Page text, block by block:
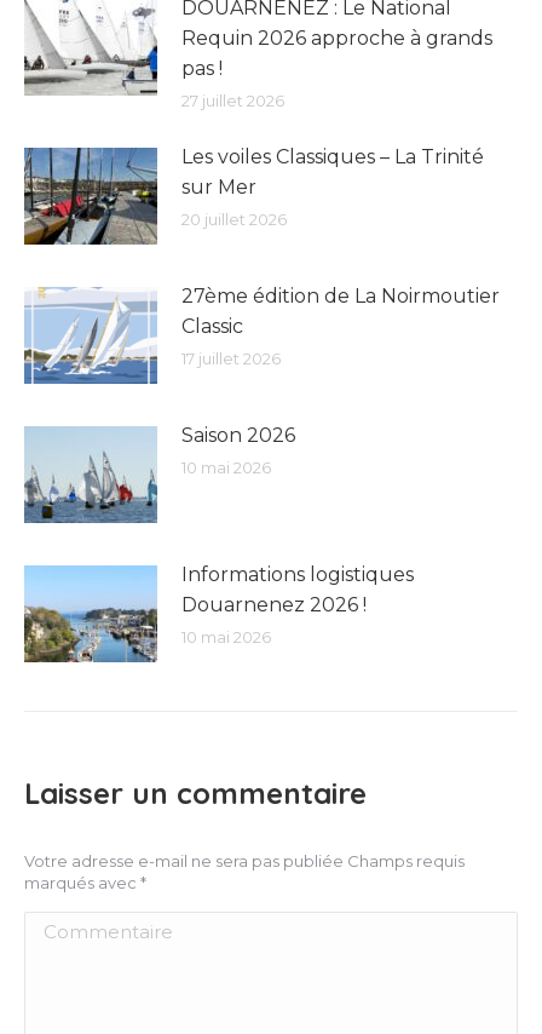
DOUARNENEZ : Le National
Requin 2026 approche à grands
pas !
27 juillet 2026
Les voiles Classiques – La Trinité
sur Mer
20 juillet 2026
27ème édition de La Noirmoutier
Classic
17 juillet 2026
Saison 2026
10 mai 2026
Informations logistiques
Douarnenez 2026 !
10 mai 2026
Laisser un commentaire
Votre adresse e-mail ne sera pas publiée Champs requis
marqués avec *
Commentaire